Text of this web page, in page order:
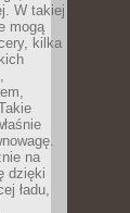
W takiej
mogą
kilka
na
dzięki
ładu,